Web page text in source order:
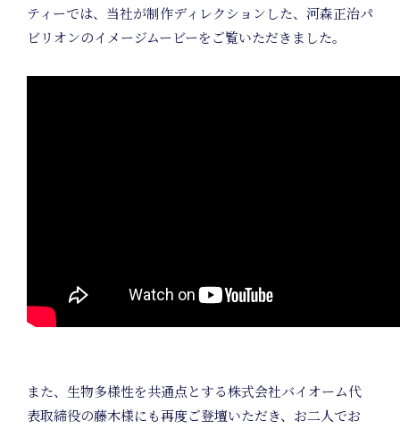
ティーでは、当社が制作ディレクションした、河森正治パ
ビリオンのイメージムービーをご覧いただきました。
また、生物多様性を共通点とする株式会社バイオーム代
表取締役の藤木様にも再度ご登壇いただき、お二人でお